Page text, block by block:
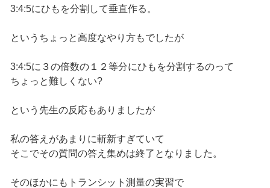
3:4:5にひもを分割して垂直作る。
というちょっと高度なやり方もでしたが
3:4:5に３の倍数の１２等分にひもを分割するのって
ちょっと難しくない?
という先生の反応もありましたが
私の答えがあまりに斬新すぎていて
そこでその質問の答え集めは終了となりました。
そのほかにもトランシット測量の実習で